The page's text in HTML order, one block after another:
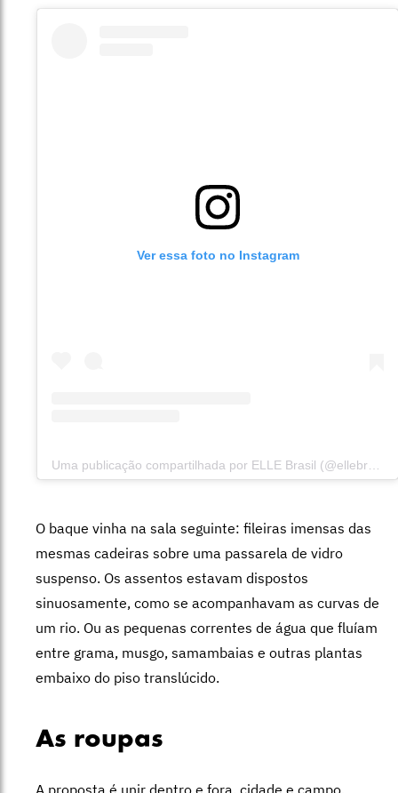
Ver essa foto no Instagram
O baque vinha na sala seguinte: fileiras imensas das
mesmas cadeiras sobre uma passarela de vidro
suspenso. Os assentos estavam dispostos
sinuosamente, como se acompanhavam as curvas de
um rio. Ou as pequenas correntes de água que fluíam
entre grama, musgo, samambaias e outras plantas
embaixo do piso translúcido.
As roupas
A proposta é unir dentro e fora, cidade e campo,